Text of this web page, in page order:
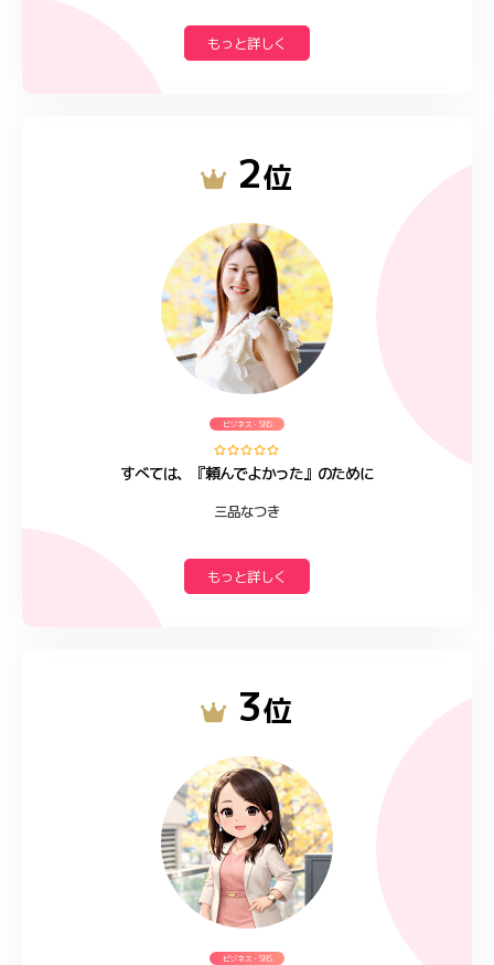
もっと詳しく
2位
ビジネス・SNS
すべては、『頼んでよかった』のために
三品なつき
もっと詳しく
3位
ビジネス・SNS